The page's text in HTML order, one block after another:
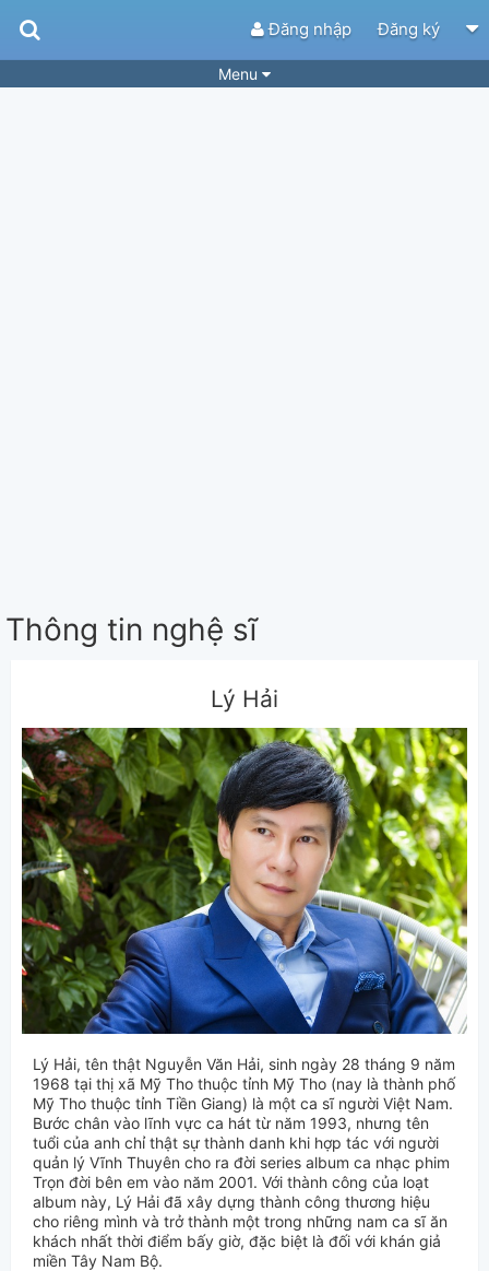
Đăng nhập Đăng ký
Menu
Thông tin nghệ sĩ
Lý Hải
Lý Hải, tên thật Nguyễn Văn Hải, sinh ngày 28 tháng 9 năm
1968 tại thị xã Mỹ Tho thuộc tỉnh Mỹ Tho (nay là thành phố
Mỹ Tho thuộc tỉnh Tiền Giang) là một ca sĩ người Việt Nam.
Bước chân vào lĩnh vực ca hát từ năm 1993, nhưng tên
tuổi của anh chỉ thật sự thành danh khi hợp tác với người
quản lý Vĩnh Thuyên cho ra đời series album ca nhạc phim
Trọn đời bên em vào năm 2001. Với thành công của loạt
album này, Lý Hải đã xây dựng thành công thương hiệu
cho riêng mình và trở thành một trong những nam ca sĩ ăn
khách nhất thời điểm bấy giờ, đặc biệt là đối với khán giả
miền Tây Nam Bộ.